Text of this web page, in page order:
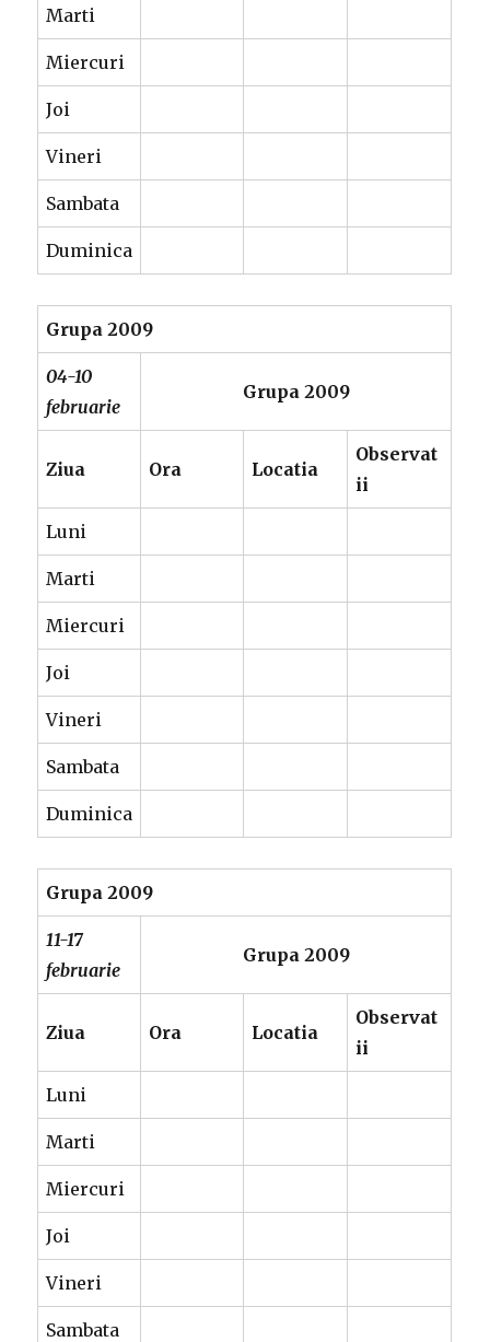
Marti
Miercuri
Joi
Vineri
Sambata
Duminica
Grupa 2009
04-10
februarie
Grupa 2009
Ziua Ora Locatia
Observat
ii
Luni
Marti
Miercuri
Joi
Vineri
Sambata
Duminica
Grupa 2009
11-17
februarie
Grupa 2009
Ziua Ora Locatia
Observat
ii
Luni
Marti
Miercuri
Joi
Vineri
Sambata